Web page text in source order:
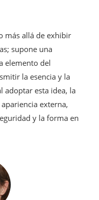
más allá de exhibir
supone una
elemento del
la esencia y la
adoptar esta idea, la
externa,
y la forma en